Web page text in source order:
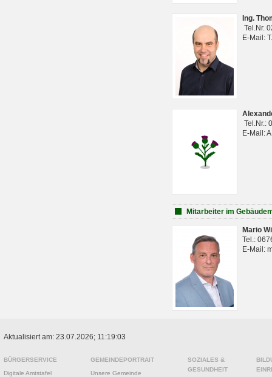
Ing.
Tel.Nr.
E-Mail:
Tel.Nr.:
E-Mail:
Mitarbeiter im
Mario
Tel.:
E-Mail:
Aktualisiert am: 23.07.2026; 11:19:03
BÜRGERSERVICE
Digitale Amtstafel
GEMEINDEPORTRAIT
Unsere Gemeinde
SOZIALES &
GESUNDHEIT